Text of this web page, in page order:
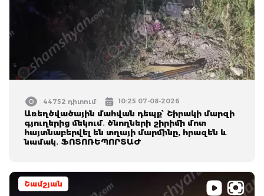
44752 դիտում 10:25 07-08-2026
Առեղծվածային մահվան դեպք՝ Շիրակի մարզի
գյուղերից մեկում․ ծնողների շիրիմի մոտ
հայտնաբերվել են տղայի մարմինը, հրազեն և
նամակ․ ՖՈՏՈՌԵՊՈՐՏԱԺ
Շամշյան